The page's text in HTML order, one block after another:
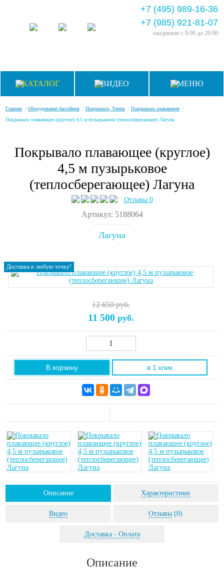
+7 (495) 989-16-36
+7 (985) 921-81-07
ежедневно с 9:00 до 20:00
КАТАЛОГ ВИДЕО МЕНЮ
Главная / Оборудование бассейнов / Покрывала, Тенты / Покрывало плавающее /
Покрывало плавающее (круглое) 4,5 м пузырьковое (теплосберегающее) Лагуна
Покрывало плавающее (круглое)
4,5 м пузырьковое
(теплосберегающее) Лагуна
Отзывы 0
Артикул: 5188064
Лагуна
Доставка в любую точку!
12 650 руб.
11 500руб.
В корзину в 1 клик
Описание Характеристики
Видео Отзывы (0)
Доставка - Оплата
Описание